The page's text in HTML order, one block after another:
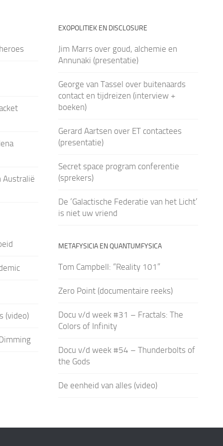
Australië
(video)
EXOPOLITIEK EN DISCLOSURE
Jim Marrs over goud, alchemie en
Annunaki (presentatie)
George van Tassel over buitenaards
contact en tijdreizen (interview +
boeken)
Gerard Aartsen over ET contactees
(presentatie)
Secret space program conferentie
(sprekers)
De ‘Galactische Federatie van het Licht’
is niet uw vriend
METAFYSICIA EN QUANTUMFYSICA
Tom Campbell: “Reality 101”
Zero Point (documentaire reeks)
Docu v/d week #31 – Fractals: The
Colors of Infinity
Docu v/d week #54 – Thunderbolts of
the Gods
De eenheid van alles (video)